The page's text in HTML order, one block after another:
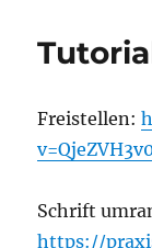
Freistellen:
Schrift
https://